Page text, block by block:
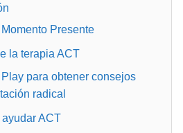
Presente
la terapia ACT
para obtener consejos
radical
ACT